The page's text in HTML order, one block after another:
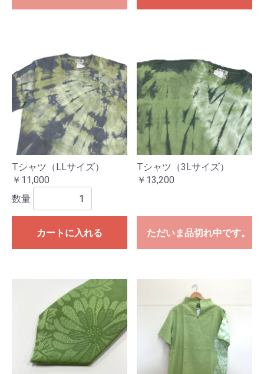
Tシャツ（LLサイズ）
￥11,000
数量
カートに入れる
Tシャツ（3Lサイズ）
￥13,200
ただいま品切れ中です。